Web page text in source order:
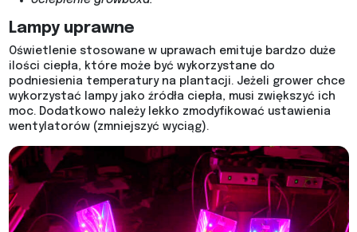
Lampy uprawne
Oświetlenie stosowane w uprawach emituje bardzo duże
ilości ciepła, które może być wykorzystane do
podniesienia temperatury na plantacji. Jeżeli grower chce
wykorzystać lampy jako źródła ciepła, musi zwiększyć ich
moc. Dodatkowo należy lekko zmodyfikować ustawienia
wentylatorów (zmniejszyć wyciąg).